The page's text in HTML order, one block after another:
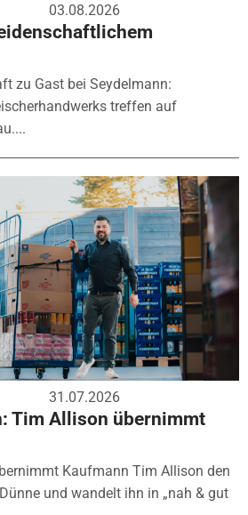
03.08.2026
zu Gast bei Seydelmann:
treffen auf
31.07.2026
Tim Allison übernimmt
Kaufmann Tim Allison den
und wandelt ihn in „nah & gut